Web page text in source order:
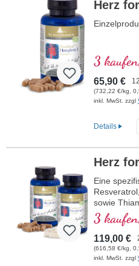
Herz
3
65,90 €
(732,22 €/kg,
inkl. MwSt. zzgl
Details
Herz
Eine
sowie
normalen
1 und
3
119,00 €
(616,58 €/kg,
inkl. MwSt. zzgl